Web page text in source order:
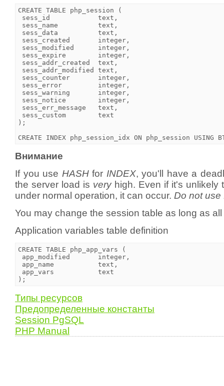
CREATE TABLE php_session (
sess_id            text,
sess_name          text,
sess_data          text,
sess_created       integer,
sess_modified      integer,
sess_expire        integer,
sess_addr_created  text,
sess_addr_modified text,
sess_counter       integer,
sess_error         integer,
sess_warning       integer,
sess_notice        integer,
sess_err_message   text,
sess_custom        text
);
Внимание
If you use HASHfor INDEX, you'll have a
the server load is veryhigh. Even if it's unlikely
under normal operation, it can occur. Do not use
You may change the session table as long as
Application variables table definition
CREATE TABLE php_app_vars (
app_modified       integer,
app_name           text,
app_vars           text
Типы ресурсов
Предопределенные константы
Session PgSQL
PHP Manual